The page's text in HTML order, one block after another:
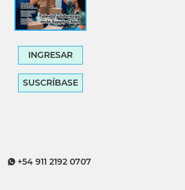
INGRESAR
SUSCRÍBASE
+54 911 2192 0707